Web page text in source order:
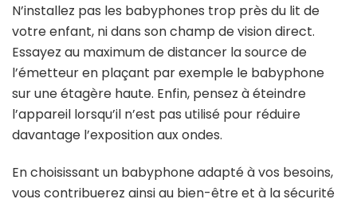
N’installez pas les babyphones trop près du lit de
votre enfant, ni dans son champ de vision direct.
Essayez au maximum de distancer la source de
l’émetteur en plaçant par exemple le babyphone
sur une étagère haute. Enfin, pensez à éteindre
l’appareil lorsqu’il n’est pas utilisé pour réduire
davantage l’exposition aux ondes.
En choisissant un babyphone adapté à vos besoins,
vous contribuerez ainsi au bien-être et à la sécurité